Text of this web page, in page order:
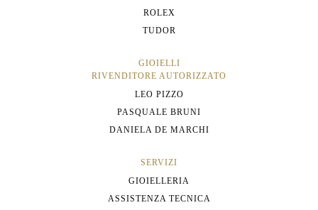
ROLEX
TUDOR
GIOIELLI
RIVENDITORE AUTORIZZATO
LEO PIZZO
PASQUALE BRUNI
DANIELA DE MARCHI
SERVIZI
GIOIELLERIA
ASSISTENZA TECNICA